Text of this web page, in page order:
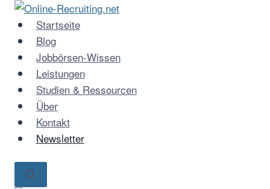
Zum
Inhalt
springen
Startseite
Blog
Jobbörsen-Wissen
Leistungen
Studien & Ressourcen
Über
Kontakt
Newsletter